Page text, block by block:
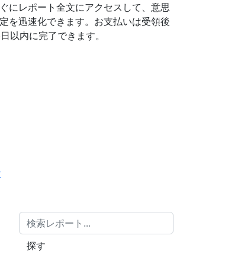
にレポート全文にアクセスして、意思
を迅速化できます。お支払いは受領後
以内に完了できます。
探す